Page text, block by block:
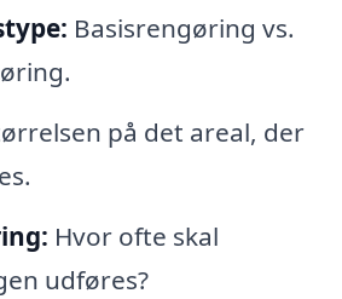
Basisrengøring vs.
på det areal, der
Hvor ofte skal
udføres?